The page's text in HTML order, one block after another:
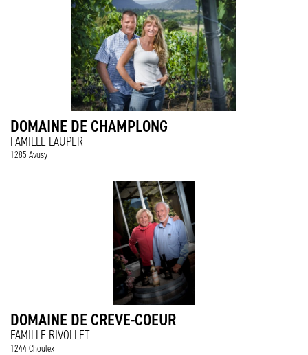
DOMAINE DE CHAMPLONG
FAMILLE LAUPER
1285 Avusy
DOMAINE DE CREVE-COEUR
FAMILLE RIVOLLET
1244 Choulex